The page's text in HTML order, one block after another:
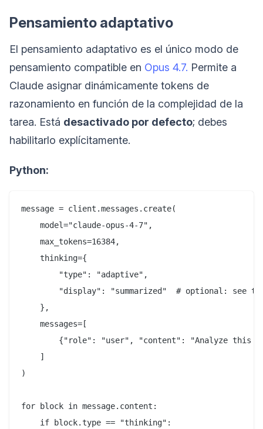
Pensamiento adaptativo
El pensamiento adaptativo es el único modo de
pensamiento compatible en Opus 4.7. Permite a
Claude asignar dinámicamente tokens de
razonamiento en función de la complejidad de la
tarea. Está desactivado por defecto; debes
habilitarlo explícitamente.
Python:
message = client.messages.create(
    model="claude-opus-4-7",
    max_tokens=16384,
    thinking={
        "type": "adaptive",
"display": "summarized"  # optional: see
    },
    messages=[
{"role": "user", "content": "Analyze this
    ]
)
for block in message.content:
    if block.type == "thinking":